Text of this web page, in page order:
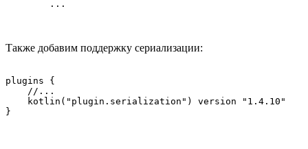
Также добавим поддержку сериализации:
plugins {
    //...
    kotlin("plugin.serialization") version "1.4.10"